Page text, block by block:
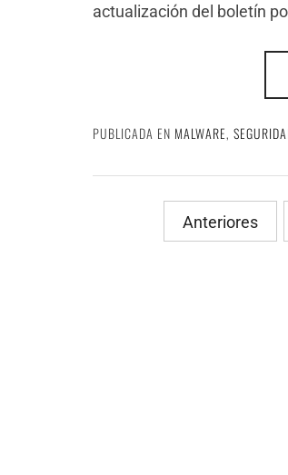
actualización del boletín
PUBLICADA EN MALWARE,
PaginaciÃ³nAnteriores